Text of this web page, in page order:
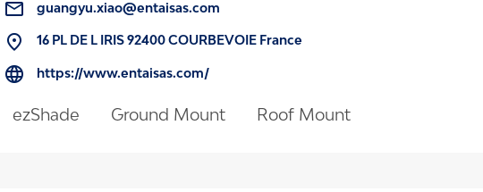
guangyu.xiao@entaisas.com
16 PL DE L IRIS 92400 COURBEVOIE France
https://www.entaisas.com/
ezShade Ground Mount Roof Mount